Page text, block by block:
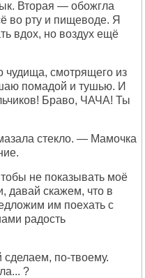
Вторая — обожгла
во рту и пищеводе. Я
вдох, но воздух ещё
чудища, смотрящего из
помадой и тушью. И
Браво, ЧАЧА! Ты
стекло. — Мамочка
не показывать моё
давай скажем, что в
им поехать с
радость
по-твоему.
?